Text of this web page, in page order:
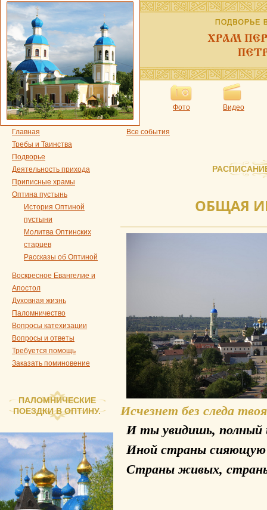
Фото Видео
Главная
Требы и Таинства
Подворье
Деятельность прихода
Приписные храмы
Оптина пустынь
История Оптиной
пустыни
Молитва Оптинских
старцев
Рассказы об Оптиной
Воскресное Евангелие и
Апостол
Духовная жизнь
Паломничество
Вопросы катехизации
Вопросы и ответы
Требуется помощь
Заказать поминовение
ПАЛОМНИЧЕСКИЕ
ПОЕЗДКИ В ОПТИНУ.
Все события
ОБЩАЯ
Исчезнет без следа
И ты увидишь, полный
Иной страны сияющую
Страны живых,